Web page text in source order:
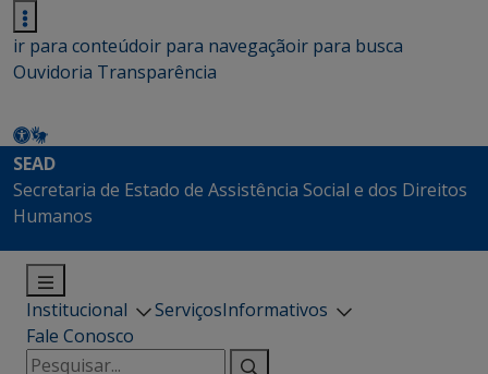
ir para conteúdoir para navegaçãoir para busca
Ouvidoria Transparência
SEAD
Secretaria de Estado de Assistência Social e dos Direitos
Humanos
Institucional ServiçosInformativos
Fale Conosco
Pesquisar